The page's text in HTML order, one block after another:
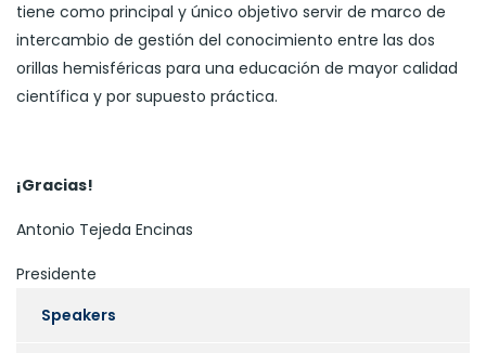
tiene como principal y único objetivo servir de marco de
intercambio de gestión del conocimiento entre las dos
orillas hemisféricas para una educación de mayor calidad
científica y por supuesto práctica.
¡Gracias!
Antonio Tejeda Encinas
Presidente
Speakers